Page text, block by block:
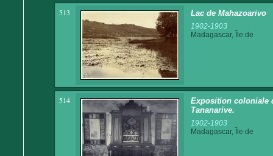
513 Lac de Mahazoarivo
1902-1903
Madagascar, Île de
514
Exposition coloniale
Tananarive.
1902-1903
Madagascar, Île de